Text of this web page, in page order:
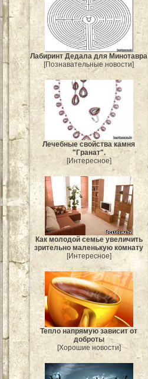
Лабиринт Дедала для Минотавра
[Познавательные новости]
Лечебные свойства камня
"Гранат".
[Интересное]
Как молодой семье увеличить
зрительно маленькую комнату
[Интересное]
Тепло напрямую зависит от
доброты
[Хорошие новости]